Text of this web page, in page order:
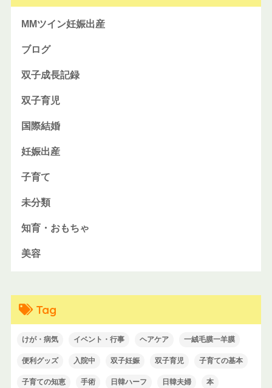
MMツイン妊娠出産
ブログ
双子成長記録
双子育児
国際結婚
妊娠出産
子育て
未分類
知育・おもちゃ
美容
Tag
けが・病気 イベント・行事 ヘアケア 一絨毛膜一羊膜
便利グッズ 入院中 双子妊娠 双子育児 子育ての基本
子育ての知恵 手術 日韓ハーフ 日韓夫婦 本